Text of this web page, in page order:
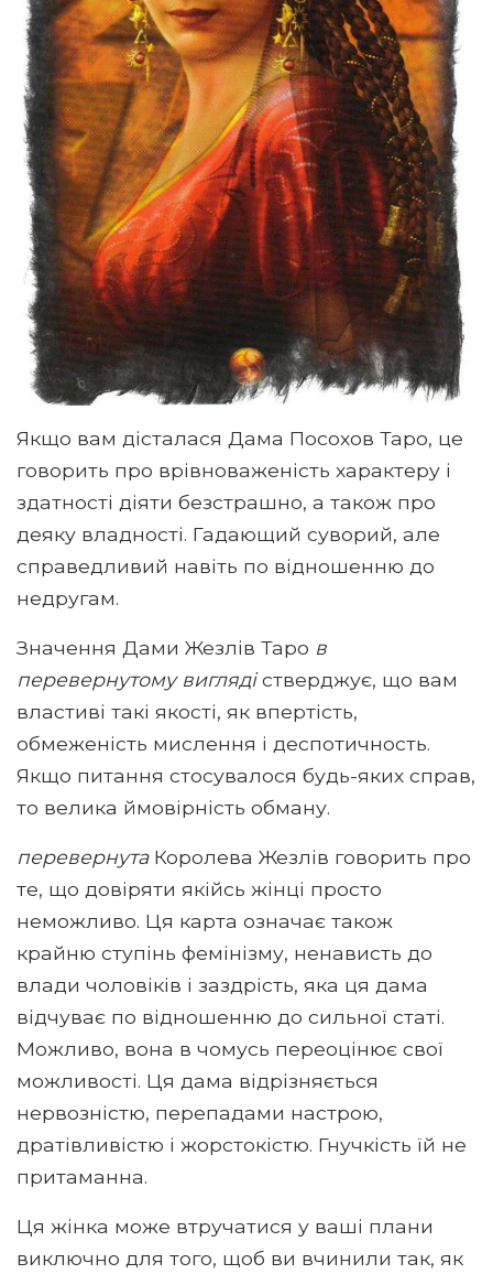
Якщо вам дісталася Дама Посохов Таро, це
говорить про врівноваженість характеру і
здатності діяти безстрашно, а також про
деяку владності. Гадающий суворий, але
справедливий навіть по відношенню до
недругам.
Значення Дами Жезлів Таро в
перевернутому виглядістверджує, що вам
властиві такі якості, як впертість,
обмеженість мислення і деспотичность.
Якщо питання стосувалося будь-яких справ,
то велика ймовірність обману.
перевернутаКоролева Жезлів говорить про
те, що довіряти якійсь жінці просто
неможливо. Ця карта означає також
крайню ступінь фемінізму, ненависть до
влади чоловіків і заздрість, яка ця дама
відчуває по відношенню до сильної статі.
Можливо, вона в чомусь переоцінює свої
можливості. Ця дама відрізняється
нервозністю, перепадами настрою,
дратівливістю і жорстокістю. Гнучкість їй не
притаманна.
Ця жінка може втручатися у ваші плани
виключно для того, щоб ви вчинили так, як